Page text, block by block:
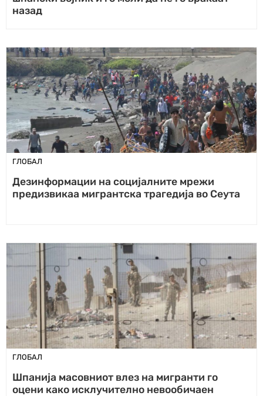
назад
ГЛОБАЛ
Дезинформации на социјалните мрежи
предизвикаа мигрантска трагедија во Сеута
ГЛОБАЛ
Шпанија масовниот влез на мигранти го
оцени како исклучително невообичаен